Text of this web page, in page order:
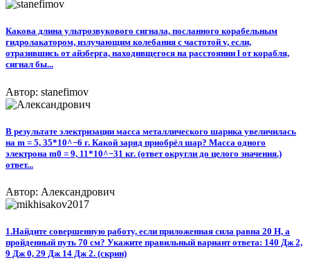
Какова длина ультрозвукового сигнала, посланного корабельным
гидролакатором, излучающим колебания с частотой v, если,
отразившись от айзберга, находивщегося на расстоянии l от корабля,
сигнал бы...
Автор: stanefimov
В результате электризации масса металлического шарика увеличилась
на m = 5, 35*10^−6 г. Какой заряд приобрёл шар? Масса одного
электрона m0 = 9, 11*10^−31 кг. (ответ округли до целого значения.)
ответ...
Автор: Александрович
1.Найдите совершенную работу, если приложенная сила равна 20 Н, а
пройденный путь 70 см? Укажите правильный вариант ответа: 140 Дж 2,
9 Дж 0, 29 Дж 14 Дж 2. (скрин)